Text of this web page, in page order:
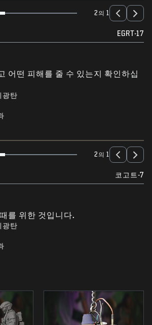
2의 1
EGRT-17
어떤 피해를 줄 수 있는지 확인하십
광탄
2의 1
코고트-7
를 위한 것입니다.
광탄